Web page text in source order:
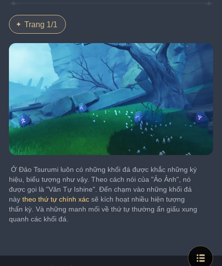
Trang 1/1
﻿ Ở Đảo Tsurumi luôn có những khối đá được khắc những ký
hiệu, biểu tượng như vậy. Theo cách nói của "Ảo Ảnh", nó
được gọi là "Văn Tự Ishine". Đến chạm vào những khối đá
này theo thứ tự chính xác sẽ kích hoạt nhiều hiện tượng
thấn kỳ. Và những manh mối về thứ tự thường ẩn giấu xung
quanh các khối đá.